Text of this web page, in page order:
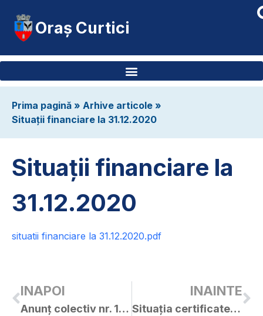
Oraș Curtici
Prima pagină » Arhive articole »
Situații financiare la 31.12.2020
Situații financiare la
31.12.2020
situatii financiare la 31.12.2020.pdf
INAPOI
Anunț colectiv nr. 10537/ 02.04.2021
INAINTE
Situația certificatelor de urbanism și a autorizațiilor de construire emise în luna martie 2021